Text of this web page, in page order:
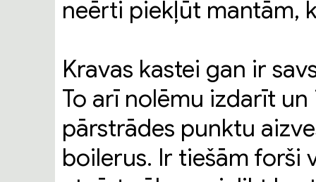
neērti piekļūt mantām,
Kravas kastei gan ir
To arī nolēmu izdarīt
pārstrādes punktu
boilerus. Ir tiešām forši